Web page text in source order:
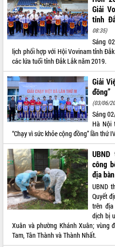
UBND tỉnh họp báo định kỳ tháng 4
năm 2026
Hội thảo khoa học “Giải pháp thúc đẩy
phát triển nền kinh tế xanh tại tỉnh
Đắk Lắk”
Tăng cường giám sát, đôn đốc thực
hiện nhiệm vụ quản lý tài sản công
hàng tuần
Tháo gỡ những vướng mắc, đẩy mạnh
công tác cải cách thủ tục hành chính
tại Trung tâm Phục vụ hành chính
công tỉnh
Đắk Lắk: Tôn vinh 46 giải pháp tại Hội
thi Sáng tạo Kỹ thuật 2024 - 2025
Đắk Lắk rà soát, điều chỉnh Đề án 190
về phát triển nuôi trồng thủy sản
Phó Chủ tịch UBND tỉnh Đắk Lắk
Trương Công Thái kiểm tra thực địa
Dự án cao tốc Khánh Hòa - Buôn Ma
Thuột
Định vị cà phê Việt Nam như một “di
sản sống” trong dòng chảy toàn cầu
Giải
tỉnh
08:35)
Sáng
lịch phối hợp với Hội Vovinam tỉnh
các lứa tuổi tỉnh Đắk Lắk năm 2019.
Giải
(03/06/
Sáng
Hà Nội
“Chạy vì sức khỏe cộng đồng” lần thứ
công
địa bàn
UBND
Quyết
trên
dịch bị
Xuân và phường Khánh Xuân; vùng
Tam, Tân Thành và Thành Nhất.